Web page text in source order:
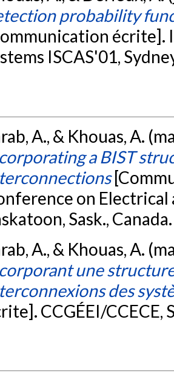
probability
écrite].
ISCAS'01,
A., & Khouas, A.
a BIST
on
Sask.,
A., & Khouas, A.
une
des
CCGÉEI/CCECE,